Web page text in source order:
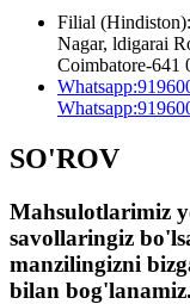
Filial
Nagar, ldigarai
Coimbatore-641
Whatsapp:
Whatsapp:
SO'ROV
Mahsulotlarimiz
savollaringiz
manzilingizni
bilan bog'lanamiz.